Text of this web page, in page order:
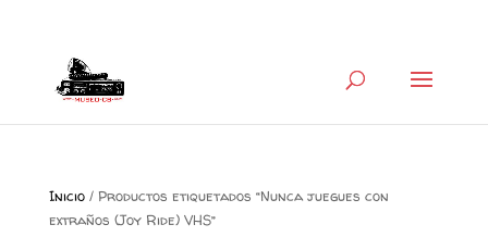
Inicio/ Productos etiquetados “Nunca juegues con
extraños (Joy Ride) VHS”